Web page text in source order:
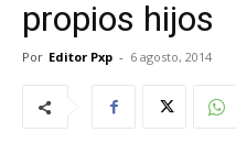
propios hijos
Por Editor Pxp - 6 agosto, 2014